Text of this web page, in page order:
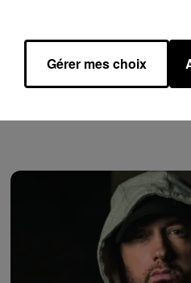
Combs de son droit à un
Gérer mes choix